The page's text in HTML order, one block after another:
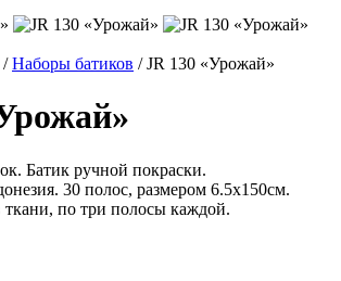
/Наборы батиков / JR 130 «Урожай»
Батик ручной покраски.
30 полос, размером 6.5х150см.
по три полосы каждой.